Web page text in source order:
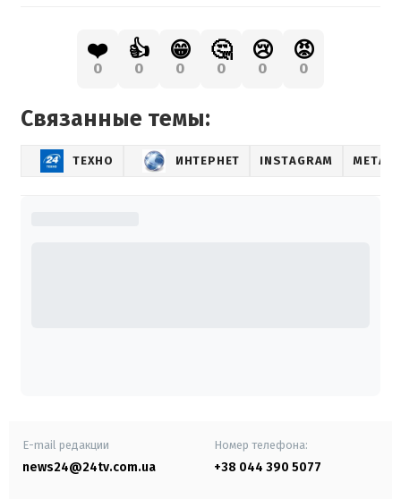
❤️
0
👍
0
😁
0
🤔
0
😢
0
😡
0
Связанные темы:
ТЕХНО ИНТЕРНЕТ INSTAGRAM META
E-mail редакции
news24@24tv.com.ua
Номер телефона:
+38 044 390 5077